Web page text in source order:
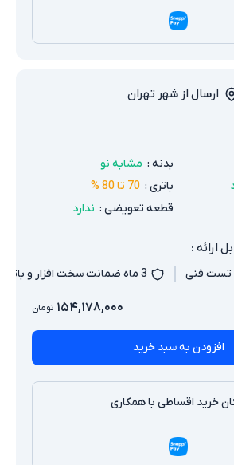
ارسال از شهر تهران
بدنه : مشابه نو
باتری : 70 تا 80 %
قطعه تعویضی : ندارد
ارائه :
تست فنی 3 ماه ضمانت سخت افزار و باتری
۱۵۴,۱۷۸,۰۰۰ تومان
افزودن به سبد خرید
خرید اقساطی با همکاری